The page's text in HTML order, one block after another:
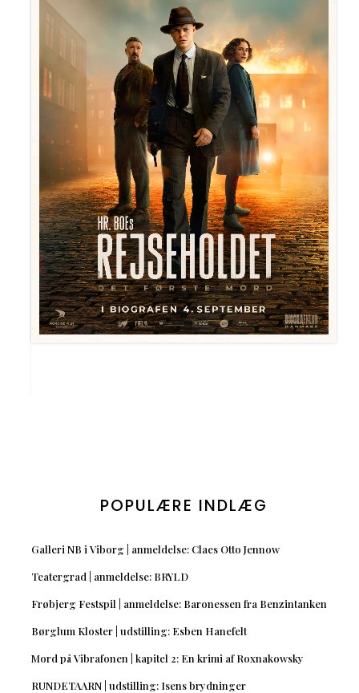
POPULÆRE INDLÆG
Galleri NB i Viborg | anmeldelse: Claes Otto Jennow
Teatergrad | anmeldelse: BRYLD
Frøbjerg Festspil | anmeldelse: Baronessen fra Benzintanken
Børglum Kloster | udstilling: Esben Hanefelt
Mord på Vibrafonen | kapitel 2: En krimi af Roxnakowsky
RUNDETAARN | udstilling: Isens brydninger